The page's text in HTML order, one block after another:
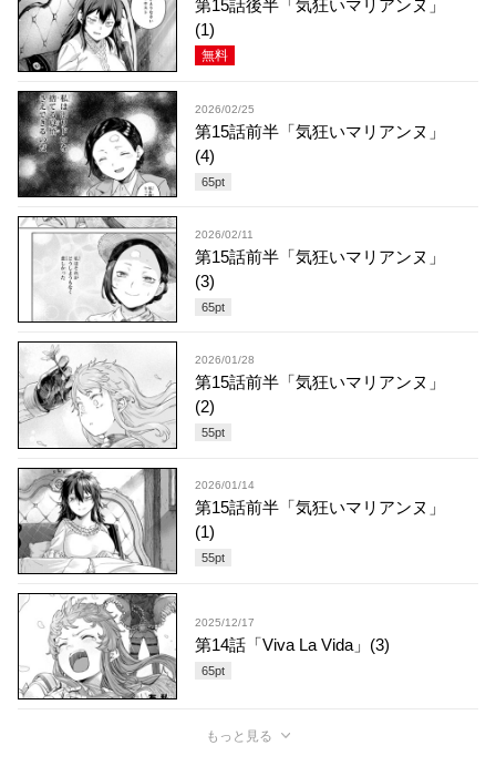
第15話後半「気狂いマリアンヌ」
(1)
無料
2026/02/25
第15話前半「気狂いマリアンヌ」
(4)
65pt
2026/02/11
第15話前半「気狂いマリアンヌ」
(3)
65pt
2026/01/28
第15話前半「気狂いマリアンヌ」
(2)
55pt
2026/01/14
第15話前半「気狂いマリアンヌ」
(1)
55pt
2025/12/17
第14話「Viva La Vida」(3)
65pt
もっと見る